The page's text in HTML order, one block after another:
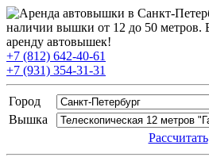
+7 (812) 642-40-61
+7 (931) 354-31-31
Город
Вышка
Рассчитать